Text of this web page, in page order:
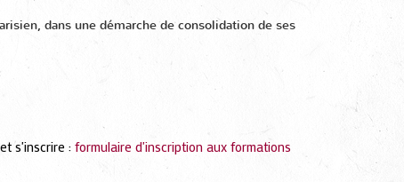
dans une démarche de consolidation de ses
s'inscrire : formulaire d'inscription aux formations